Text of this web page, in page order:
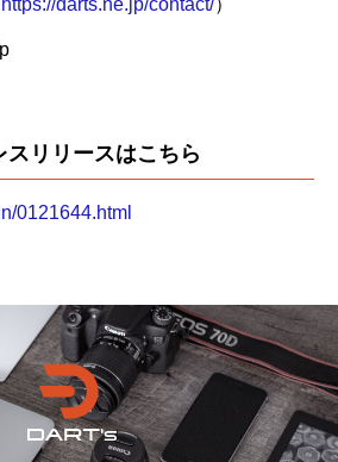
https://darts.ne.jp/contact/）
スリリースはこちら
0121644.html